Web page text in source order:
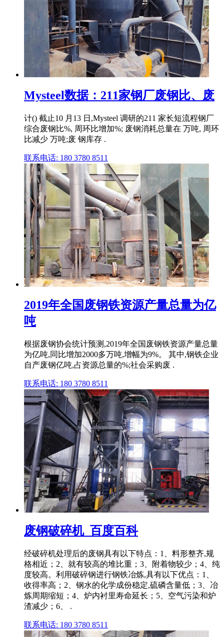
Mysteel数据：211家钢厂废钢比、废
计() 截止10 月13 日,Mysteel 调研的211 家长短流程钢厂
综合废钢比%, 周环比增加%; 废钢消耗总量在 万吨, 周环
比减少 万吨;废 钢库存 .
联系电话: 180 3780 8511
2019年全国废钢铁资源产量总量为亿
吨
根据废钢协会统计预测,2019年全国废钢铁资源产量总量
为亿吨,同比增加2000多万吨,增幅为9%。 其中,钢铁企业
自产废钢亿吨,占资源总量的%;社会采购废 .
联系电话: 180 3780 8511
废钢破碎机_百度百科
经破碎机处理后的废钢具有以下特点：1、料形整齐,规
格相近；2、就有较高的堆比重；3、附着物较少；4、纯
度较高。利用破碎钢进行钢铁冶炼,具有以下优点：1、
收得率高；2、钢水的化学成份稳定,硫磷含量低；3、冶
炼周期缩短；4、炉内衬里寿命延长；5、空气污染和炉
渣减少；6、 .
联系电话: 180 3780 8511